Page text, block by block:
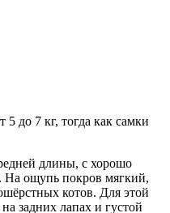
5 до 7 кг, тогда как самки
длины, с хорошо
На ощупь покров мягкий,
котов. Для этой
задних лапах и густой